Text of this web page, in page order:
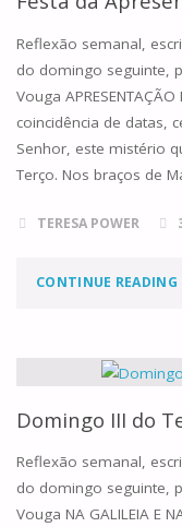
Reflexão semanal,
do domingo seguinte,
Vouga
coincidência de datas,
Senhor, este mistério
Terço. Nos braços de
TERESA POWER
CONTINUE READING
Domingo III do
Reflexão semanal,
do domingo seguinte,
Vouga NA GALILEIA E